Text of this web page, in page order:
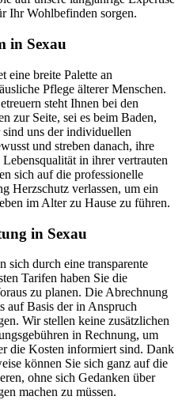
Ihr Wohlbefinden sorgen.
in Sexau
eine breite Palette an
Pflege älterer Menschen.
steht Ihnen bei den
zur Seite, sei es beim Baden,
uns der individuellen
und streben danach, ihre
in ihrer vertrauten
sich auf die professionelle
Herzschutz verlassen, um ein
im Alter zu Hause zu führen.
in Sexau
sich durch eine transparente
Tarifen haben Sie die
zu planen. Die Abrechnung
auf Basis der in Anspruch
Wir stellen keine zusätzlichen
in Rechnung, um
die Kosten informiert sind. Dank
können Sie sich ganz auf die
ohne sich Gedanken über
machen zu müssen.